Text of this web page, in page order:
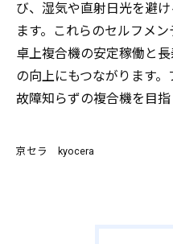
び、湿気や直射日光を避
ます。これらのセルフメン
卓上複合機の安定稼働と
の向上にもつながります。
故障知らずの複合機を目指
京セラ kyocera